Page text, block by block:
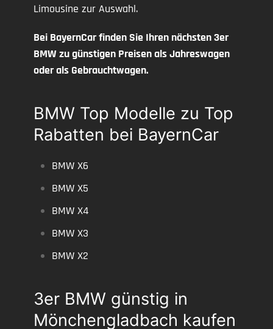
Limousine zur Auswahl.
Bei BayernCar finden Sie Ihren nächsten 3er
BMW zu günstigen Preisen als Jahreswagen
oder als Gebrauchtwagen.
BMW Top Modelle zu Top
Rabatten bei BayernCar
BMW X6
BMW X5
BMW X4
BMW X3
BMW X2
3er BMW günstig in
Mönchengladbach kaufen